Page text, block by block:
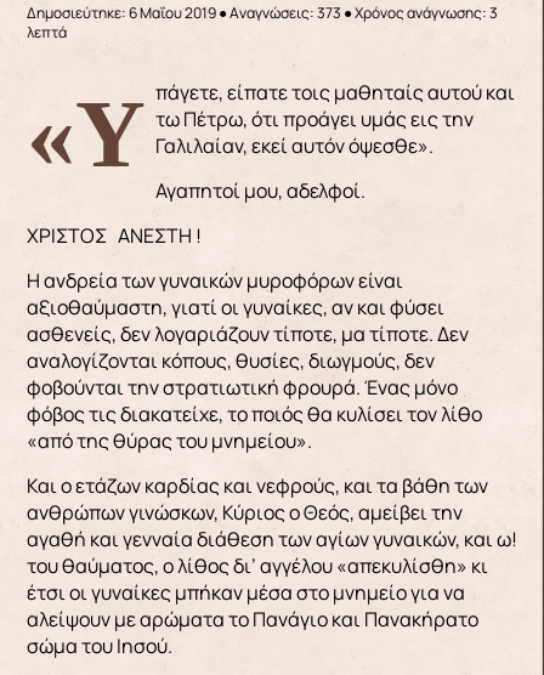
Δημοσιεύτηκε: 6 Μαΐου 2019●Αναγνώσεις: 373 ● Χρόνος ανάγνωσης: 3
λεπτά
«Υπάγετε, είπατε τοις μαθηταίς αυτού και τω Πέτρω, ότι προάγει υμάς εις την
Γαλιλαίαν, εκεί αυτόν όψεσθε».
Αγαπητοί μου, αδελφοί.
ΧΡΙΣΤΟΣ ΑΝΕΣΤΗ !
Η ανδρεία των γυναικών μυροφόρων είναι
αξιοθαύμαστη, γιατί οι γυναίκες, αν και φύσει
ασθενείς, δεν λογαριάζουν τίποτε, μα τίποτε. Δεν
αναλογίζονται κόπους, θυσίες, διωγμούς, δεν
φοβούνται την στρατιωτική φρουρά. Ένας μόνο
φόβος τις διακατείχε, το ποιός θα κυλίσει τον λίθο
«από της θύρας του μνημείου».
Και ο ετάζων καρδίας και νεφρούς, και τα βάθη των
ανθρώπων γινώσκων, Κύριος ο Θεός, αμείβει την
αγαθή και γενναία διάθεση των αγίων γυναικών, και ω!
του θαύματος, ο λίθος δι’ αγγέλου «απεκυλίσθη» κι
έτσι οι γυναίκες μπήκαν μέσα στο μνημείο για να
αλείψουν με αρώματα το Πανάγιο και Πανακήρατο
σώμα του Ιησού.